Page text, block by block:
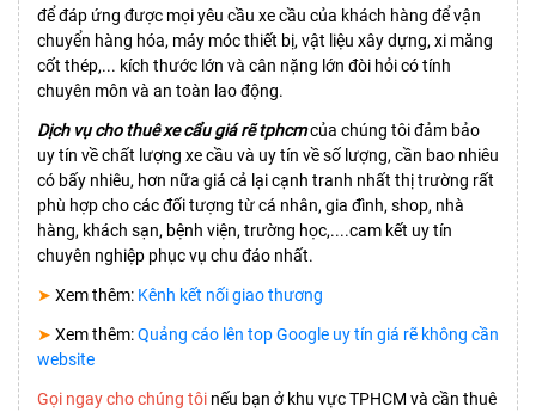
để đáp ứng được mọi yêu cầu xe cầu của khách hàng để vận
chuyển hàng hóa, máy móc thiết bị, vật liệu xây dựng, xi măng
cốt thép,... kích thước lớn và cân nặng lớn đòi hỏi có tính
chuyên môn và an toàn lao động.
Dịch vụ cho thuê xe cẩu giá rẽ tphcmcủa chúng tôi đảm bảo
uy tín về chất lượng xe cầu và uy tín về số lượng, cần bao nhiêu
có bấy nhiêu, hơn nữa giá cả lại cạnh tranh nhất thị trường rất
phù hợp cho các đối tượng từ cá nhân, gia đình, shop, nhà
hàng, khách sạn, bệnh viện, trường học,....cam kết uy tín
chuyên nghiệp phục vụ chu đáo nhất.
➤ Xem thêm: Kênh kết nối giao thương
➤ Xem thêm:Quảng cáo lên top Google uy tín giá rẽ không cần
website
Gọi ngay cho chúng tôi nếu bạn ở khu vực TPHCM và cần thuê